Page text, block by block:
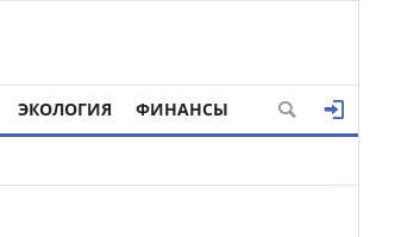
ЭКОЛОГИЯ ФИНАНСЫ